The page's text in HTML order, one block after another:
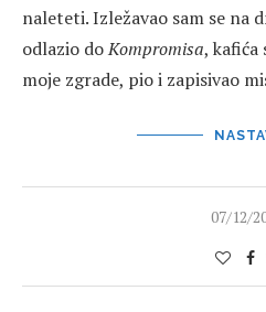
naleteti. Izležavao sam se na
odlazio doKompromisa, kafića
moje zgrade, pio i zapisivao
07/12/